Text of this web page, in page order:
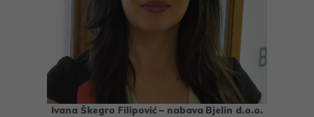
Ivana Škegro Filipović– nabava Bjelin d.o.o.